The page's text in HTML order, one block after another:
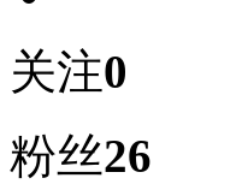
关注0
粉丝26